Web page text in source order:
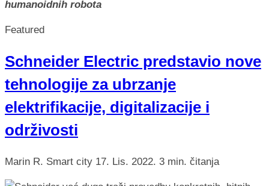
humanoidnih robota
Featured
Schneider Electric predstavio nove
tehnologije za ubrzanje
elektrifikacije, digitalizacije i
održivosti
Marin R. Smart city 17. Lis. 2022. 3 min. čitanja